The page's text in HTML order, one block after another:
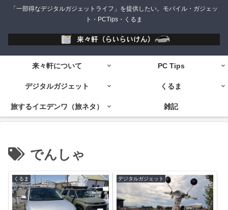
「一部得なデジタルガジェットライフ」を提供したい。モバイル・ガジェッ
ト・PCTips・くるま
来々軒について PC Tips
デジタルガジェット くるま
旅するイエデンワ（旅ネタ） 雑記
でんしゃ
くるま デジタルガジェット